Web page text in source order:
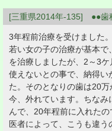
[三重県2014年-135] ●●
3年程前治療を受けました。
若い女の子の治療が基本
を治療しましたが、2～3
使えないとの事で、納得い
た。そのとなりの歯は20万
今、外れています。ちなみ
んで、20年程前に入れた
医者によって、こうも違う